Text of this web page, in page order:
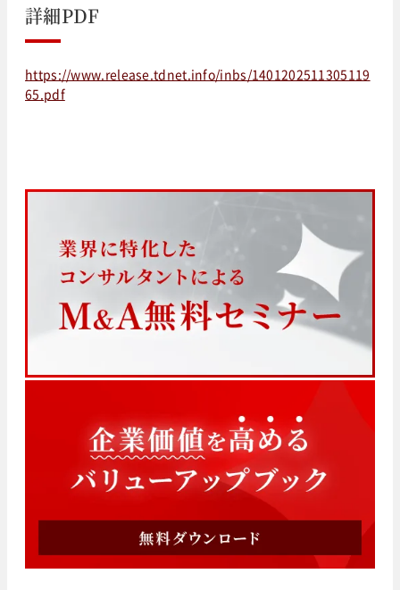
詳細PDF
https://www.release.tdnet.info/inbs/1401202511305119
65.pdf